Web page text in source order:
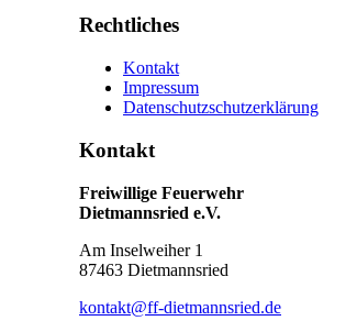
Rechtliches
Kontakt
Impressum
Datenschutzschutzerklärung
Kontakt
Freiwillige Feuerwehr
Dietmannsried e.V.
Am Inselweiher 1
87463 Dietmannsried
kontakt@ff-dietmannsried.de